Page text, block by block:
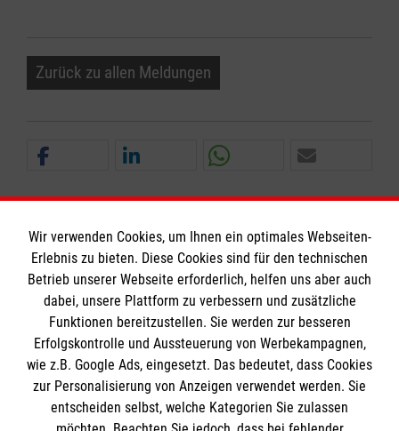
Zurück zu allen Meldungen
Informationen
Impressum
Datenschutz
Barrierefreiheit
Kontakt
Die Malteser
Wir verwenden Cookies, um Ihnen ein optimales Webseiten-
Erlebnis zu bieten. Diese Cookies sind für den technischen
Betrieb unserer Webseite erforderlich, helfen uns aber auch
dabei, unsere Plattform zu verbessern und zusätzliche
Funktionen bereitzustellen. Sie werden zur besseren
Erfolgskontrolle und Aussteuerung von Werbekampagnen,
wie z.B. Google Ads, eingesetzt. Das bedeutet, dass Cookies
zur Personalisierung von Anzeigen verwendet werden. Sie
entscheiden selbst, welche Kategorien Sie zulassen